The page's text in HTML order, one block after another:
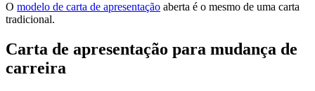
O modelo de carta de apresentação aberta é o mesmo de uma carta
tradicional.
Carta de apresentação para mudança de
carreira